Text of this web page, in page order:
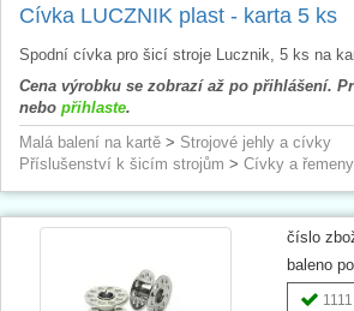
Cívka LUCZNIK plast - karta 5 ks
Spodní cívka pro šicí stroje Lucznik, 5 ks na
Cena výrobku se zobrazí až po přihlášení.
nebo přihlaste.
Malá balení na kartě > Strojové jehly a cívky
Příslušenství k šicím strojům > Cívky a řemeny
číslo
baleno